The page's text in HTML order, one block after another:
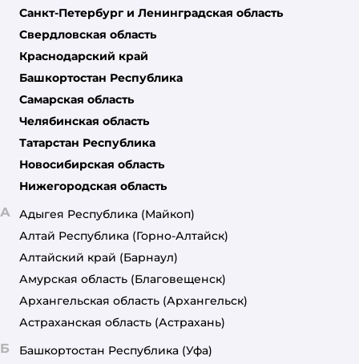
Санкт-Петербург и Ленинградская область
Свердловская область
Краснодарский край
Башкортостан Республика
Самарская область
Челябинская область
Татарстан Республика
Новосибирская область
Нижегородская область
А Адыгея Республика (Майкоп)
Алтай Республика (Горно-Алтайск)
Алтайский край (Барнаул)
Амурская область (Благовещенск)
Архангельская область (Архангельск)
Астраханская область (Астрахань)
Б Башкортостан Республика (Уфа)